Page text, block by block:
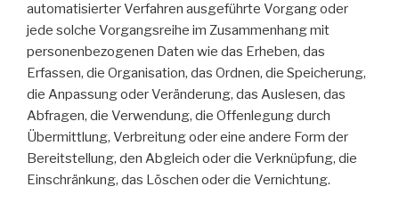
automatisierter Verfahren ausgeführte Vorgang oder
jede solche Vorgangsreihe im Zusammenhang mit
personenbezogenen Daten wie das Erheben, das
Erfassen, die Organisation, das Ordnen, die Speicherung,
die Anpassung oder Veränderung, das Auslesen, das
Abfragen, die Verwendung, die Offenlegung durch
Übermittlung, Verbreitung oder eine andere Form der
Bereitstellung, den Abgleich oder die Verknüpfung, die
Einschränkung, das Löschen oder die Vernichtung.